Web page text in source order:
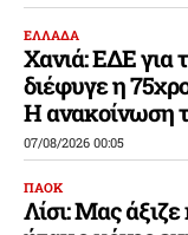
ΕΛΛΑΔΑ
Χανιά: ΕΔΕ για
διέφυγε η
Η ανακοίνωση
07/08/2026 00:05
ΠΑΟΚ
Λίσι: Μας